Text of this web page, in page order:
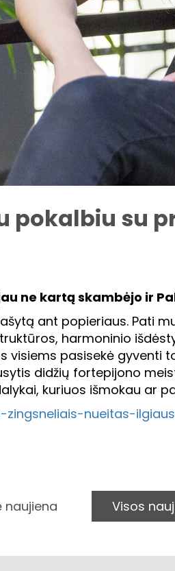
pokalbiu su
ne kartą skambėjo ir
ant popieriaus. Pati
harmoninio
pasisekė gyventi
didžių fortepijono
kuriuos išmokau ar
nueitas-
naujiena Visos